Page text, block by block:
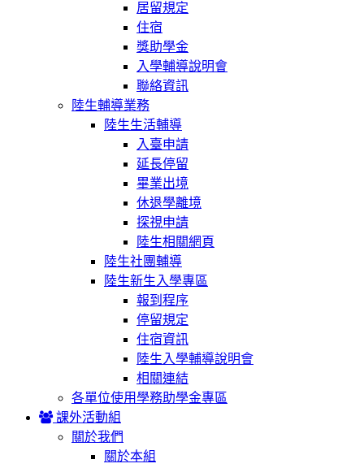
居留規定
住宿
獎助學金
入學輔導說明會
聯絡資訊
陸生輔導業務
陸生生活輔導
入臺申請
延長停留
畢業出境
休退學離境
探視申請
陸生相關網頁
陸生社團輔導
陸生新生入學專區
報到程序
停留規定
住宿資訊
陸生入學輔導說明會
相關連結
各單位使用學務助學金專區
課外活動組
關於我們
關於本組